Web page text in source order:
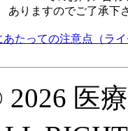
ありますのでご了承下
あたっての注意点（ラ
2026 医